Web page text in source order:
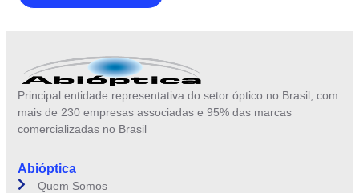
Principal entidade representativa do setor óptico no Brasil, com
mais de 230 empresas associadas e 95% das marcas
comercializadas no Brasil
Abióptica
Quem Somos